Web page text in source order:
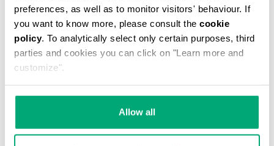
preferences, as well as to monitor visitors' behaviour. If
you want to know more, please consult the cookie
policy. To analytically select only certain purposes, third
parties and cookies you can click on "Learn more and
customize".
Allow all
Liechtenstein /en
Lithuania /en / ru
Luxembourg
Macao, Sar Of China /en
Malaysia /en